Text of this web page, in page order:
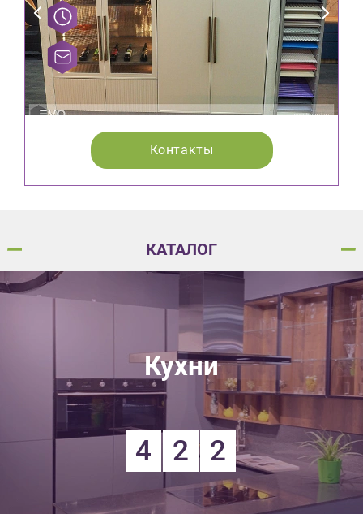
Контакты
КАТАЛОГ
Кухни
4 2 2